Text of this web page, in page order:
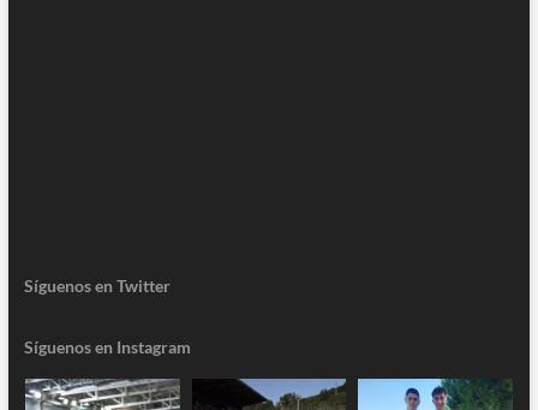
Síguenos en Twitter
Síguenos en Instagram